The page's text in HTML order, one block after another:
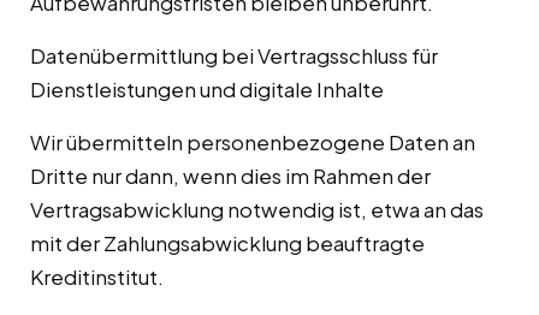
Datenübermittlung bei Vertragsschluss für
Dienstleistungen und digitale Inhalte
Wir übermitteln personenbezogene Daten an
Dritte nur dann, wenn dies im Rahmen der
Vertragsabwicklung notwendig ist, etwa an das
mit der Zahlungsabwicklung beauftragte
Kreditinstitut.